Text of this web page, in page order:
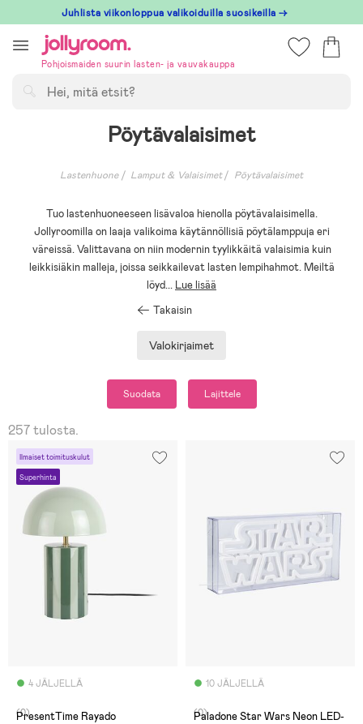
till
innehållet
Juhlista viikonloppua valikoiduilla suosikeilla →
Pohjoismaiden suurin lasten- ja vauvakauppa
Pöytävalaisimet
Lastenhuone Lamput & Valaisimet Pöytävalaisimet
Tuo lastenhuoneeseen lisävaloa hienolla pöytävalaisimella.
Jollyroomilla on laaja valikoima käytännöllisiä pöytälamppuja eri
väreissä. Valittavana on niin modernin tyylikkäitä valaisimia kuin
leikkisiäkin malleja, joissa seikkailevat lasten lempihahmot. Meiltä
löyd... Lue lisää
Takaisin
Valokirjaimet
Suodata Lajittele
257 tulosta.
Ilmaiset toimituskulut
Superhinta
4 JÄLJELLÄ
(0)
PresentTime Rayado
10 JÄLJELLÄ
(0)
Paladone Star Wars Neon LED-